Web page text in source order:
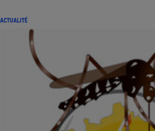
ACTUALITÉ